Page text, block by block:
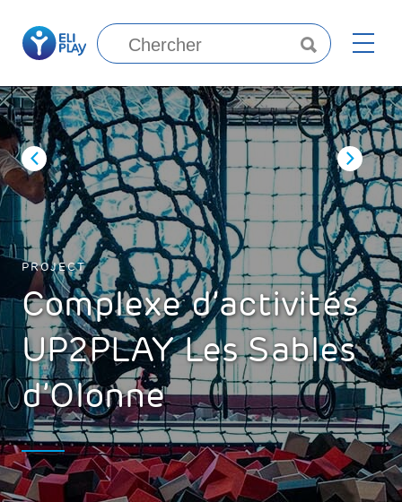
PROJECT
Complexe d’activités
UP2PLAY Les Sables
d’Olonne